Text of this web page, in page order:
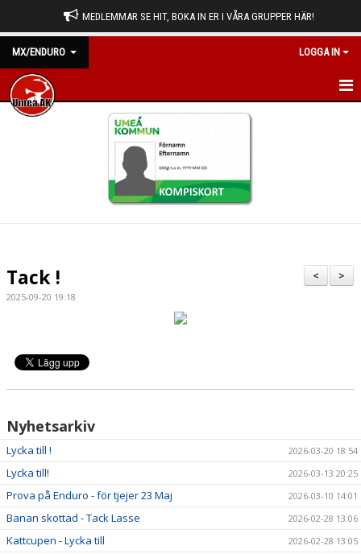
MEDLEMMAR SE HIT, BOKA IN ER I VÅRA GRUPPER HÄR!
MX/ENDURO LOGGA IN
HEM
KONTAKT
>
<
Tack !
2025-09-20 19:18
Nyhetsarkiv
Lycka till ! 2026-03-20 18:54
Lycka till! 2026-03-13 20:25
Prova på Enduro - för tjejer 23 Maj 2026-03-10 14:01
Banan skottad - Tack Lasse 2026-02-28 13:06
Kattcupen - Lycka till 2026-02-28 13:05